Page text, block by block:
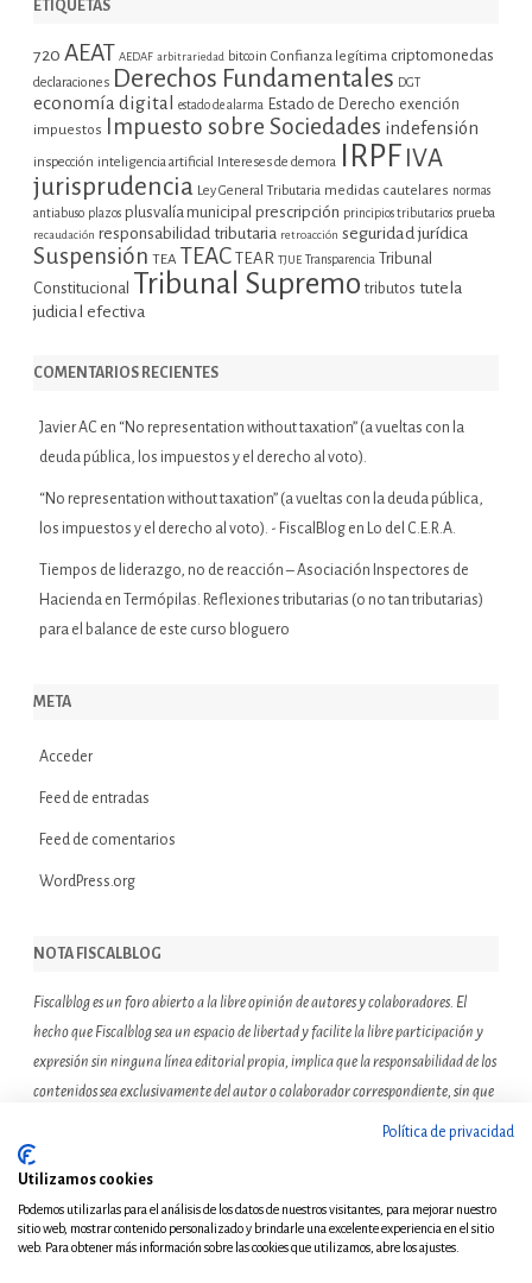
ETIQUETAS
720 AEAT AEDAF arbitrariedad bitcoin Confianza legítima criptomonedas
declaraciones Derechos Fundamentales DGT
economía digital estado de alarma Estado de Derecho exención
impuestos Impuesto sobre Sociedades indefensión
inspección inteligencia artificial Intereses de demora IRPF IVA
jurisprudencia Ley General Tributaria medidas cautelares normas
antiabuso plazos plusvalía municipal prescripción principios tributarios prueba
recaudación responsabilidad tributaria retroacción seguridad jurídica
Suspensión TEA TEAC TEAR TJUE Transparencia Tribunal
Constitucional Tribunal Supremo tributos tutela
judicial efectiva
COMENTARIOS RECIENTES
Javier AC en “No representation without taxation” (a vueltas con la
deuda pública, los impuestos y el derecho al voto).
“No representation without taxation” (a vueltas con la deuda pública,
los impuestos y el derecho al voto). - FiscalBlog en Lo del C.E.R.A.
Tiempos de liderazgo, no de reacción – Asociación Inspectores de
Hacienda en
Termópilas. Reflexiones tributarias (o no tan tributarias)
para el balance de este curso bloguero
META
Acceder
Feed de entradas
Feed de comentarios
WordPress.org
NOTA FISCALBLOG
Fiscalblog es un foro abierto a la libre opinión de autores y colaboradores. El
hecho que Fiscalblog sea un espacio de libertad y facilite la libre participación y
expresión sin ninguna línea editorial propia, implica que la responsabilidad de los
contenidos sea exclusivamente del autor o colaborador correspondiente, sin que
ello suponga que el resto de miembros de la comunidad de Fiscalblog asuman o
compartan las reflexiones u opiniones expresadas.
Política de privacidad
Utilizamos cookies
Podemos utilizarlas para el análisis de los datos de nuestros visitantes, para mejorar nuestro
sitio web, mostrar contenido personalizado y brindarle una excelente experiencia en el sitio
web. Para obtener más información sobre las cookies que utilizamos, abre los ajustes.